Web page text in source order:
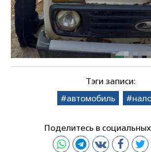
Тэги записи:
автомобиль
Поделитесь в